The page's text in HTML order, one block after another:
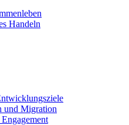
Handeln
und Migration